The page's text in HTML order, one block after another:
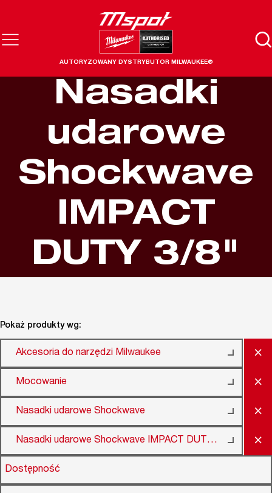
AUTORYZOWANY DYSTRYBUTOR MILWAUKEE®
Nasadki
udarowe
Shockwave
IMPACT
DUTY 3/8"
Pokaż produkty wg:
Akcesoria do narzędzi Milwaukee ×
Mocowanie ×
Nasadki udarowe Shockwave ×
Nasadki udarowe Shockwave IMPACT DUTY 3/8" ×
Dostępność